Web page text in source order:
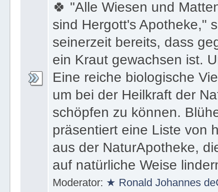
🍀 "Alle Wiesen und
sind Hergott's Apotheke,"
seinerzeit bereits, dass
ein Kraut gewachsen ist.
Eine reiche biologische
um bei der Heilkraft der
schöpfen zu können.
präsentiert eine Liste von
aus der NaturApotheke,
auf natürliche Weise
Moderator: ★ Ronald Johannes